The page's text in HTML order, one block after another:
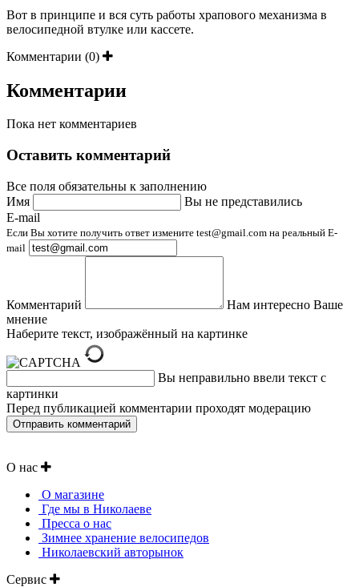
Вот в принципе и вся суть работы храпового механизма в
велосипедной втулке или кассете.
Комментарии (0)
Комментарии
Пока нет комментариев
Оставить комментарий
Все поля обязательны к заполнению
Имя
Вы не представились
E-mail
Если Вы хотите получить ответ измените test@gmail.com на реальный E-
mail
Комментарий
Нам интересно Ваше
мнение
Наберите текст, изображённый на картинке
Вы неправильно ввели текст с
картинки
Перед публикацией комментарии проходят модерацию
О нас
О магазине
Где мы в Николаеве
Пресса о нас
Зимнее хранение велосипедов
Николаевский авторынок
Сервис